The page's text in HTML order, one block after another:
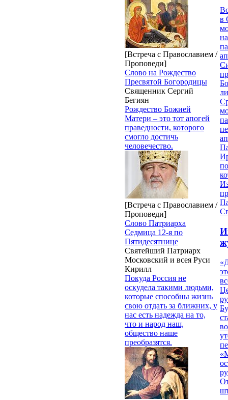
[Встреча с Православием /
Проповеди]
Слово на Рождество
Пресвятой Богородицы
Священник Сергий
Бегиян
Рождество Божией
Матери – это тот апогей
праведности, которого
смогло достичь
человечество.
[Встреча с Православием /
Проповеди]
Слово Патриарха
Седмица 12-я по
Пятидесятнице
Святейший Патриарх
Московский и всея Руси
Кирилл
Покуда Россия не
оскудела такими людьми,
которые способны жизнь
свою отдать за ближних, у
нас есть надежда на то,
что и народ наш,
общество наше
преобразятся.
в